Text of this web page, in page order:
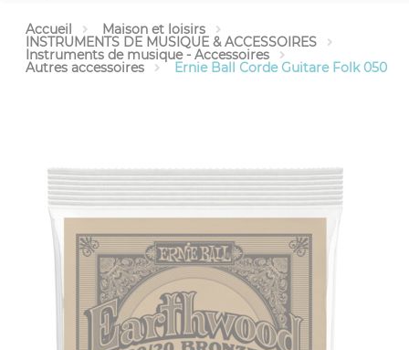
Accueil Maison et loisirs
INSTRUMENTS DE MUSIQUE & ACCESSOIRES
Instruments de musique - Accessoires
Autres accessoires Ernie Ball Corde Guitare Folk 050